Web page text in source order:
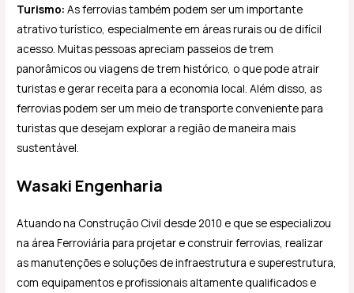
Turismo:As ferrovias também podem ser um importante
atrativo turístico, especialmente em áreas rurais ou de difícil
acesso. Muitas pessoas apreciam passeios de trem
panorâmicos ou viagens de trem histórico, o que pode atrair
turistas e gerar receita para a economia local. Além disso, as
ferrovias podem ser um meio de transporte conveniente para
turistas que desejam explorar a região de maneira mais
sustentável.
Wasaki Engenharia
Atuando na Construção Civil desde 2010 e que se especializou
na área Ferroviária para projetar e construir ferrovias, realizar
as manutenções e soluções de infraestrutura e superestrutura,
com equipamentos e profissionais altamente qualificados e